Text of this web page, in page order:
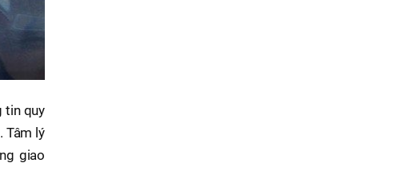
tin quy
Tâm lý
giao